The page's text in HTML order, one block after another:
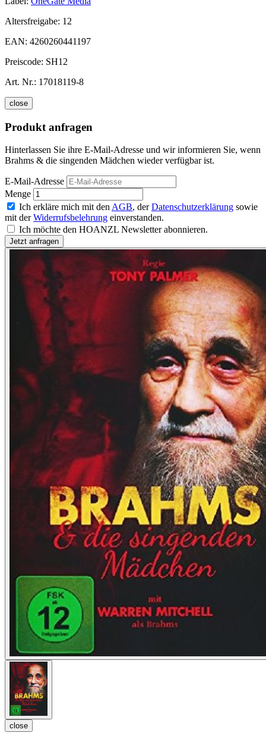
Altersfreigabe: 12
EAN: 4260260441197
Preiscode: SH12
Art. Nr.: 17018119-8
close
Produkt anfragen
Hinterlassen Sie ihre E-Mail-Adresse und wir informieren Sie, wenn
Brahms & die singenden Mädchen wieder verfügbar ist.
E-Mail-Adresse
Menge
Ich erkläre mich mit den AGB, derDatenschutzerklärung sowie
mit derWiderrufsbelehrung einverstanden.
Ich möchte den HOANZL Newsletter abonnieren.
close